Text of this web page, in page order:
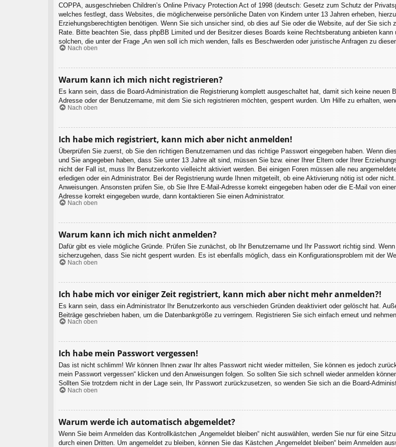
COPPA, ausgeschrieben Children’s Online Privacy Protection Act of 1998 (deutsch: Gesetz zum Schutz der
welches festlegt, dass Websites, die möglicherweise persönliche Daten von Kindern unter 13 Jahren erheben,
Erziehungsberechtigten benötigen. Wenn Sie sich unsicher sind, ob dies auf Sie oder die Website, auf der Sie
Rate. Bitte beachten Sie, dass phpBB Limited und der Besitzer dieses Boards keine Rechtsberatung anbieten
solchen, die unter der Frage „An wen soll ich mich wenden, falls es Beschwerden oder juristische Anfragen zu
Nach oben
Warum kann ich mich nicht registrieren?
Es kann sein, dass die Board-Administration die Registrierung komplett ausgeschaltet hat, damit sich keine
Adresse oder der Benutzername, mit dem Sie sich registrieren möchten, gesperrt wurden. Um Hilfe zu erhalten,
Nach oben
Ich habe mich registriert, kann mich aber nicht anmelden!
Überprüfen Sie zuerst, ob Sie den richtigen Benutzernamen und das richtige Passwort eingegeben haben. Wenn
und Sie angegeben haben, dass Sie unter 13 Jahre alt sind, müssen Sie bzw. einer Ihrer Eltern oder Ihrer
nicht der Fall ist, muss Ihr Benutzerkonto vielleicht aktiviert werden. Bei einigen Foren müssen alle neu
erledigen oder ein Administrator. Bei der Registrierung wurde Ihnen mitgeteilt, ob eine Aktivierung nötig ist oder
Anweisungen. Ansonsten prüfen Sie, ob Sie Ihre E-Mail-Adresse korrekt eingegeben haben oder die E-Mail von
Adresse korrekt eingegeben wurde, dann kontaktieren Sie einen Administrator.
Nach oben
Warum kann ich mich nicht anmelden?
Dafür gibt es viele mögliche Gründe. Prüfen Sie zunächst, ob Ihr Benutzername und Ihr Passwort richtig sind.
sicherzugehen, dass Sie nicht gesperrt wurden. Es ist ebenfalls möglich, dass ein Konfigurationsproblem mit der
Nach oben
Ich habe mich vor einiger Zeit registriert, kann mich aber nicht mehr anmelden?!
Es kann sein, dass ein Administrator Ihr Benutzerkonto aus verschieden Gründen deaktiviert oder gelöscht hat.
Beiträge geschrieben haben, um die Datenbankgröße zu verringern. Registrieren Sie sich einfach erneut und
Nach oben
Ich habe mein Passwort vergessen!
Das ist nicht schlimm! Wir können Ihnen zwar Ihr altes Passwort nicht wieder mitteilen, Sie können es jedoch
mein Passwort vergessen“ klicken und den Anweisungen folgen. So sollten Sie sich schnell wieder anmelden
Sollten Sie trotzdem nicht in der Lage sein, Ihr Passwort zurückzusetzen, so wenden Sie sich an die Board-
Nach oben
Warum werde ich automatisch abgemeldet?
Wenn Sie beim Anmelden das Kontrollkästchen „Angemeldet bleiben“ nicht auswählen, werden Sie nur für eine
durch einen Dritten. Um angemeldet zu bleiben, können Sie das Kästchen „Angemeldet bleiben“ beim Anmelden